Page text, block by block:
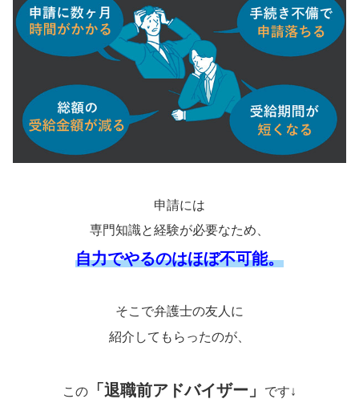
申請には
専門知識と経験が必要なため、
自力でやるのはほぼ不可能。
そこで弁護士の友人に
紹介してもらったのが、
この 「退職前アドバイザー」 です↓